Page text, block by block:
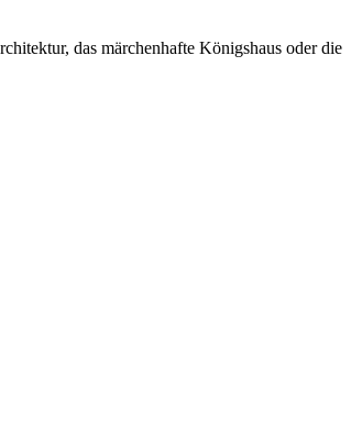
das märchenhafte Königshaus oder die